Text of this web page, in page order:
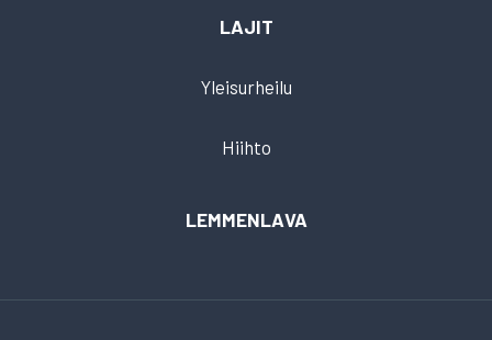
LAJIT
Yleisurheilu
Hiihto
LEMMENLAVA